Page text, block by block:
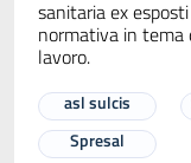
sanitaria ex
normativa in tema
lavoro.
asl sulcis
Spresal